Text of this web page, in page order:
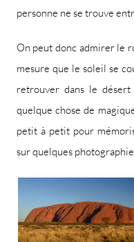
personne ne se trouve
On peut donc admirer le
mesure que le soleil se
retrouver dans le
quelque chose de
petit à petit pour
sur quelques